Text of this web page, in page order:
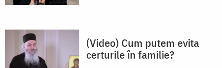
(Video) Cum putem evita
certurile în familie?